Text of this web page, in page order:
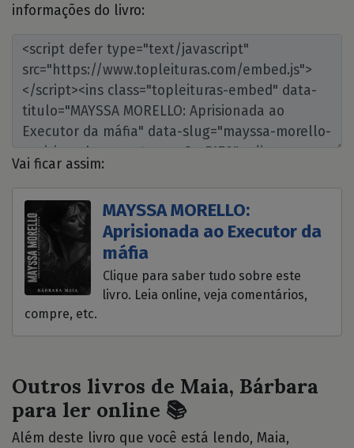
informações do livro:
Vai ficar assim:
MAYSSA MORELLO:
Aprisionada ao Executor da
máfia
Clique para saber tudo sobre este
livro. Leia online, veja comentários,
compre, etc.
Outros livros de Maia, Bárbara
para ler online 📚
Além deste livro que você está lendo, Maia,